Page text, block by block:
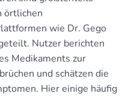
örtlichen
wie Dr. Gego
Nutzer berichten
Medikaments zur
und schätzen die
Hier einige häufig